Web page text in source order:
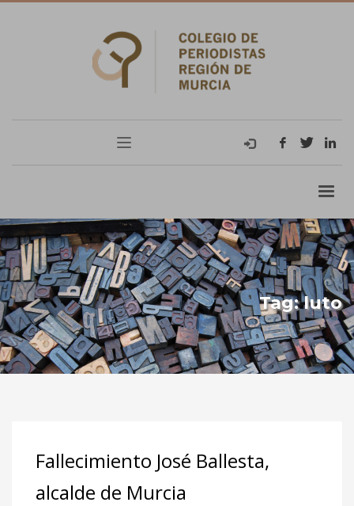
Tag: luto
Fallecimiento José Ballesta,
alcalde de Murcia